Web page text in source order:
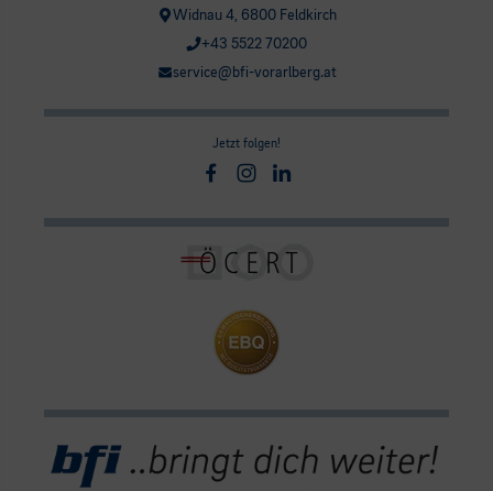
Widnau 4, 6800 Feldkirch
+43 5522 70200
service@bfi-vorarlberg.at
Jetzt folgen!
Facebook
Instagram
Linkedin